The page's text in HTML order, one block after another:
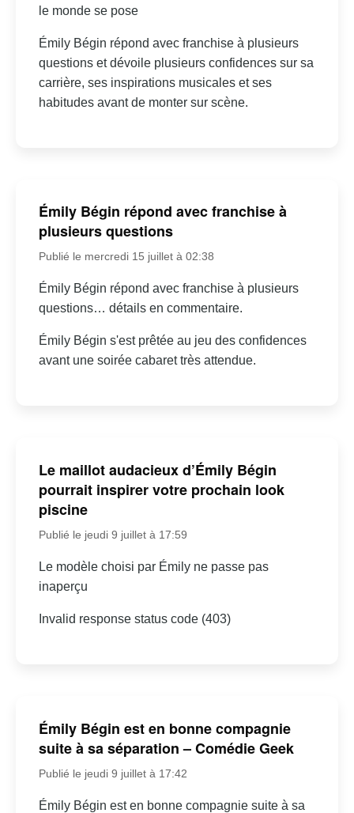
le monde se pose
Émily Bégin répond avec franchise à plusieurs
questions et dévoile plusieurs confidences sur sa
carrière, ses inspirations musicales et ses
habitudes avant de monter sur scène.
Émily Bégin répond avec franchise à
plusieurs questions
Publié le mercredi 15 juillet à 02:38
Émily Bégin répond avec franchise à plusieurs
questions… détails en commentaire.
Émily Bégin s'est prêtée au jeu des confidences
avant une soirée cabaret très attendue.
Le maillot audacieux d’Émily Bégin
pourrait inspirer votre prochain look
piscine
Publié le jeudi 9 juillet à 17:59
Le modèle choisi par Émily ne passe pas
inaperçu
Invalid response status code (403)
Émily Bégin est en bonne compagnie
suite à sa séparation – Comédie Geek
Publié le jeudi 9 juillet à 17:42
Émily Bégin est en bonne compagnie suite à sa